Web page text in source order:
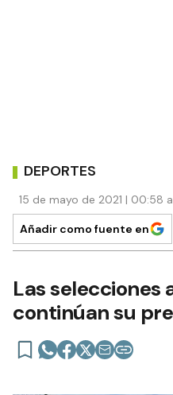
DEPORTES
15 de mayo de 2021 | 00:58
Añadir como fuente en
Las selecciones
continúan su